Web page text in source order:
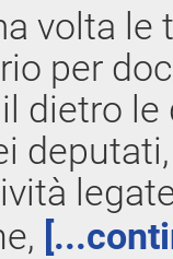
volta le
per
dietro